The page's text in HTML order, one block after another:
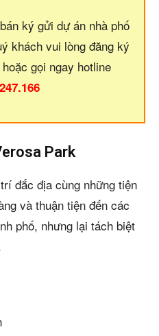
ký gửi dự án nhà phố
khách vui lòng đăng ký
gọi ngay hotline
Park
đắc địa cùng những tiện
và thuận tiện đến các
phố, nhưng lại tách biệt